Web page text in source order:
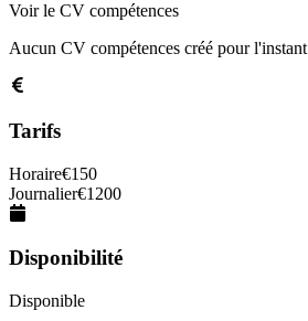
Voir le CV compétences
Aucun CV compétences créé pour l'instant
Tarifs
Horaire€150
Journalier€1200
Disponibilité
Disponible